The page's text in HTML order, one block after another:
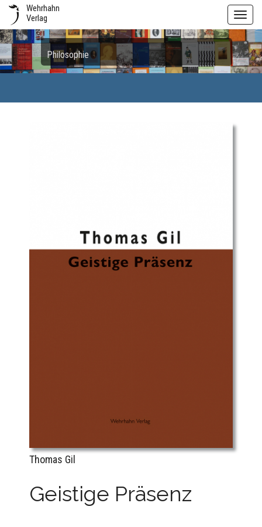
Wehrhahn
Verlag
Philosophie
Thomas Gil
Geistige Präsenz